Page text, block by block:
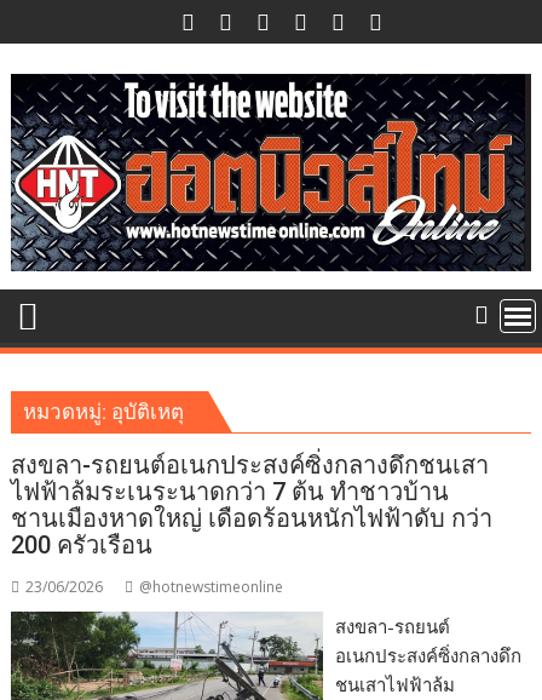
to
content
หมวดหมู่: อุบัติเหตุ
สงขลา-รถยนต์อเนกประสงค์ซิ่งกลางดึกชนเสา
ไฟฟ้าล้มระเนระนาดกว่า 7 ต้น ทำชาวบ้าน
ชานเมืองหาดใหญ่ เดือดร้อนหนักไฟฟ้าดับ กว่า
200 ครัวเรือน
23/06/2026 @hotnewstimeonline
สงขลา-รถยนต์
อเนกประสงค์ซิ่งกลางดึก
ชนเสาไฟฟ้าล้ม